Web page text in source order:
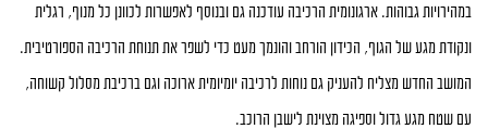
במהירויות גבוהות. ארגונומית הרכיבה עודכנה גם ובנוסף לאפשרות לכוונן כל מנוף, רגלית
ונקודת מגע של הגוף, הכידון הורחב והונמך מעט כדי לשפר את תנוחת הרכיבה הספורטיבית.
המושב החדש מצליח להעניק גם נוחות לרכיבה יומיומית ארוכה וגם ברכיבת מסלול קשוחה,
עם שטח מגע גדול וספיגה מצוינת לישבן הרוכב.